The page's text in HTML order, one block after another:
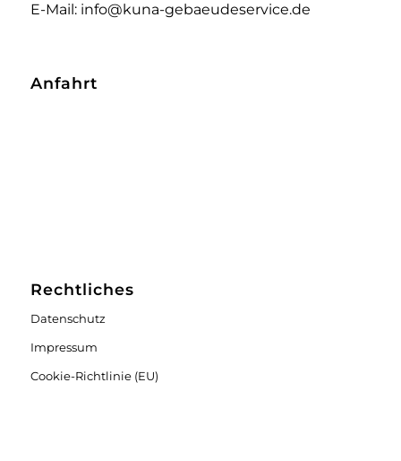
E-Mail: info@kuna-gebaeudeservice.de
Anfahrt
Rechtliches
Datenschutz
Impressum
Cookie-Richtlinie (EU)